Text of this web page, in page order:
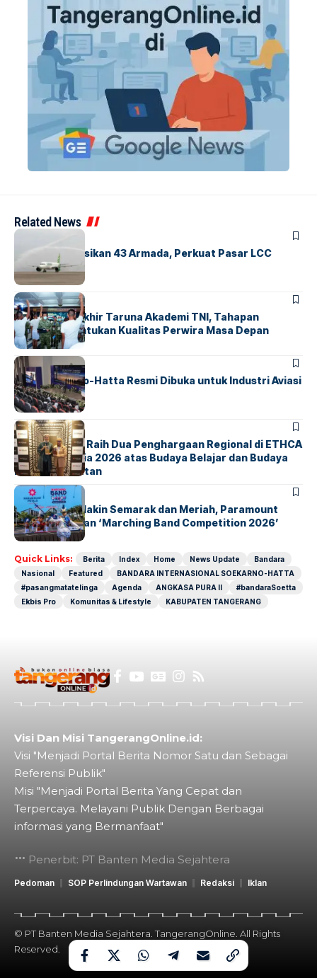
Related News
BANDARA
Citilink Operasikan 43 Armada, Perkuat Pasar LCC
Nasional
BERITA
Sidang Pantukhir Taruna Akademi TNI, Tahapan
Strategis Tentukan Kualitas Perwira Masa Depan
BANDARA BERITA
IALC Soekarno-Hatta Resmi Dibuka untuk Industri Aviasi
Dunia
BERITA
ParagonCorp Raih Dua Penghargaan Regional di ETHCA
Southeast Asia 2026 atas Budaya Belajar dan Budaya
Kebermanfaatan
BERITA INDEX
Akhir Pekan Makin Semarak dan Meriah, Paramount
Petals Hadirkan ‘Marching Band Competition 2026’
Quick Links: Berita Index Home News Update
Bandara
Nasional
Featured
BANDARA INTERNASIONAL SOEKARNO-HATTA
#pasangmatatelinga
Agenda ANGKASA PURA II
#bandaraSoetta
Ekbis Pro
Komunitas & Lifestyle KABUPATEN TANGERANG
Visi Dan Misi TangerangOnline.id:
Visi "Menjadi Portal Berita Nomor Satu dan Sebagai
Referensi Publik"
Misi "Menjadi Portal Berita Yang Cepat dan
Terpercaya. Melayani Publik Dengan Berbagai
informasi yang Bermanfaat"
Penerbit: PT Banten Media Sejahtera
Pedoman SOP Perlindungan Wartawan Redaksi Iklan
© PT Banten Media Sejahtera. TangerangOnline. All Rights
Reserved.